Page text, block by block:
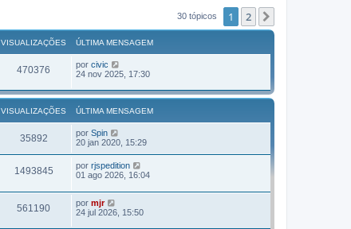
30 tópicos 1 2
VISUALIZAÇÕES ÚLTIMA MENSAGEM
470376 por civic
24 nov 2025, 17:30
VISUALIZAÇÕES ÚLTIMA MENSAGEM
35892 por Spin
20 jan 2020, 15:29
1493845 por rjspedition
01 ago 2026, 16:04
561190 por mjr
24 jul 2026, 15:50